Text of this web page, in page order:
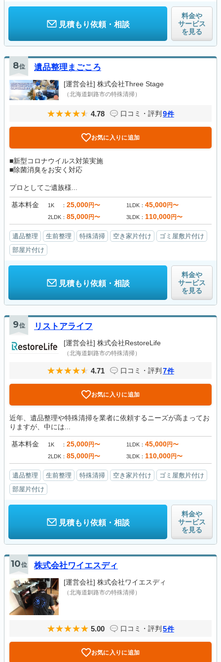
見積もり依頼・相談
料金や
サービス
を見る
8位 遺品整理まごころ
[運営会社] 株式会社Three Stage
（北海道釧路市の特殊清掃）
4.78 口コミ・評判 9件
お気に入りに追加
■新型コロナウイルス対策実施
■除菌消臭をお安く対応
プロとしてご遺族様...
基本料金 1K 25,000円〜 1LDK 45,000円〜
2LDK 85,000円〜 3LDK 110,000円〜
遺品整理 生前整理 特殊清掃 空き家片付け
ゴミ屋敷片付け
部屋片付け
見積もり依頼・相談
料金や
サービス
を見る
9位 リストアライフ
[運営会社] 株式会社RestoreLife
（北海道釧路市の特殊清掃）
4.71 口コミ・評判 7件
お気に入りに追加
近年、遺品整理や特殊清掃を業者に依頼するニーズが高まってお
りますが、中には...
基本料金 1K 25,000円〜 1LDK 45,000円〜
2LDK 85,000円〜 3LDK 110,000円〜
遺品整理 生前整理 特殊清掃 空き家片付け
ゴミ屋敷片付け
部屋片付け
見積もり依頼・相談
料金や
サービス
を見る
10位 株式会社ワイエスディ
[運営会社] 株式会社ワイエスディ
（北海道釧路市の特殊清掃）
5.00 口コミ・評判 5件
お気に入りに追加